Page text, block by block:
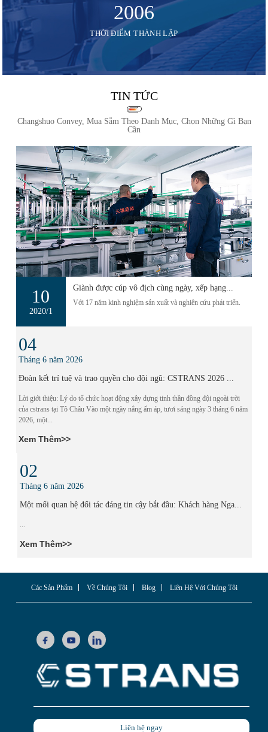
2006
THỜI ĐIỂM THÀNH LẬP
TIN TỨC
Changshuo Convey, Mua Sắm Theo Danh Mục, Chọn Những Gì Bạn
Cần
10
2020/1
Giành được cúp vô địch cùng ngày, xếp hạng...
Với 17 năm kinh nghiệm sản xuất và nghiên cứu phát triển.
04
Tháng 6 năm 2026
Đoàn kết trí tuệ và trao quyền cho đội ngũ: CSTRANS 2026 ...
Lời giới thiệu: Lý do tổ chức hoạt động xây dựng tinh thần đồng đội ngoài trời
của cstrans tại Tô Châu Vào một ngày nắng ấm áp, tươi sáng ngày 3 tháng 6 năm
2026, một...
Xem Thêm>>
02
Tháng 6 năm 2026
Một mối quan hệ đối tác đáng tin cậy bắt đầu: Khách hàng Nga...
...
Xem Thêm>>
Các Sản Phẩm Về Chúng Tôi Blog Liên Hệ Với Chúng Tôi
Liên hệ ngay